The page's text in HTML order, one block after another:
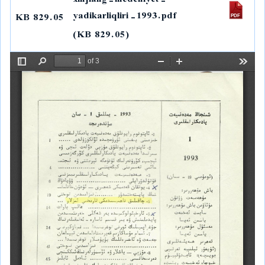
o
a
m
n
yadikarliqliri-1993.pdf
(829.05 KB)
829.05 KB